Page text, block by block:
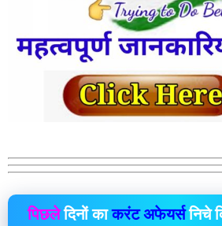
पिछलेदिनों काकरंट अफेयर्सनिचे